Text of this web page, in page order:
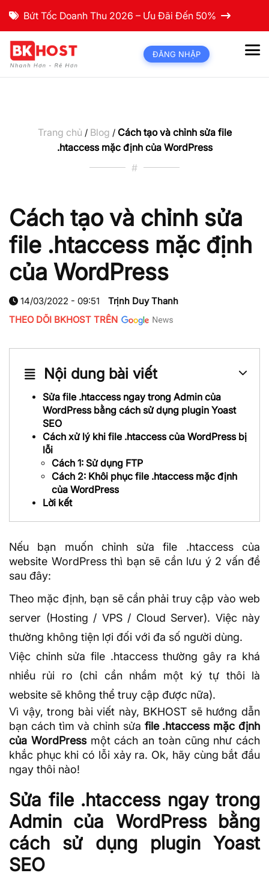
Bứt Tốc Doanh Thu 2026 – Ưu Đãi Đến 50%
ĐĂNG NHẬP
Trang chủ / Blog / Cách tạo và chỉnh sửa file
.htaccess mặc định của WordPress
#
Cách tạo và chỉnh sửa
file .htaccess mặc định
của WordPress
14/03/2022 - 09:51
Trịnh Duy Thanh
THEO DÕI BKHOST TRÊN
Nội dung bài viết
Sửa file .htaccess ngay trong Admin của
WordPress bằng cách sử dụng plugin Yoast
SEO
Cách xử lý khi file .htaccess của WordPress bị
lỗi
Cách 1: Sử dụng FTP
Cách 2: Khôi phục file .htaccess mặc định
của WordPress
Lời kết
Nếu bạn muốn chỉnh sửafile .htaccesscủa
website WordPress thì bạn sẽ cần lưu ý 2 vấn đề
sau đây:
Theo mặc định, bạn sẽ cần phải truy cập vào web
server (Hosting / VPS / Cloud Server). Việc này
thường không tiện lợi đối với đa số người dùng.
Việc chỉnh sửa file .htaccess thường gây ra khá
nhiều rủi ro (chỉ cần nhầm một ký tự thôi là
website sẽ không thể truy cập được nữa).
Vì vậy, trong bài viết này, BKHOST sẽ hướng dẫn
bạn cách tìm và chỉnh sửa file .htaccess mặc định
của WordPressmột cách an toàn cũng như cách
khắc phục khi có lỗi xảy ra. Ok, hãy cùng bắt đầu
ngay thôi nào!
Sửa file .htaccess ngay trong
Admin của WordPress bằng
cách sử dụng plugin Yoast
SEO